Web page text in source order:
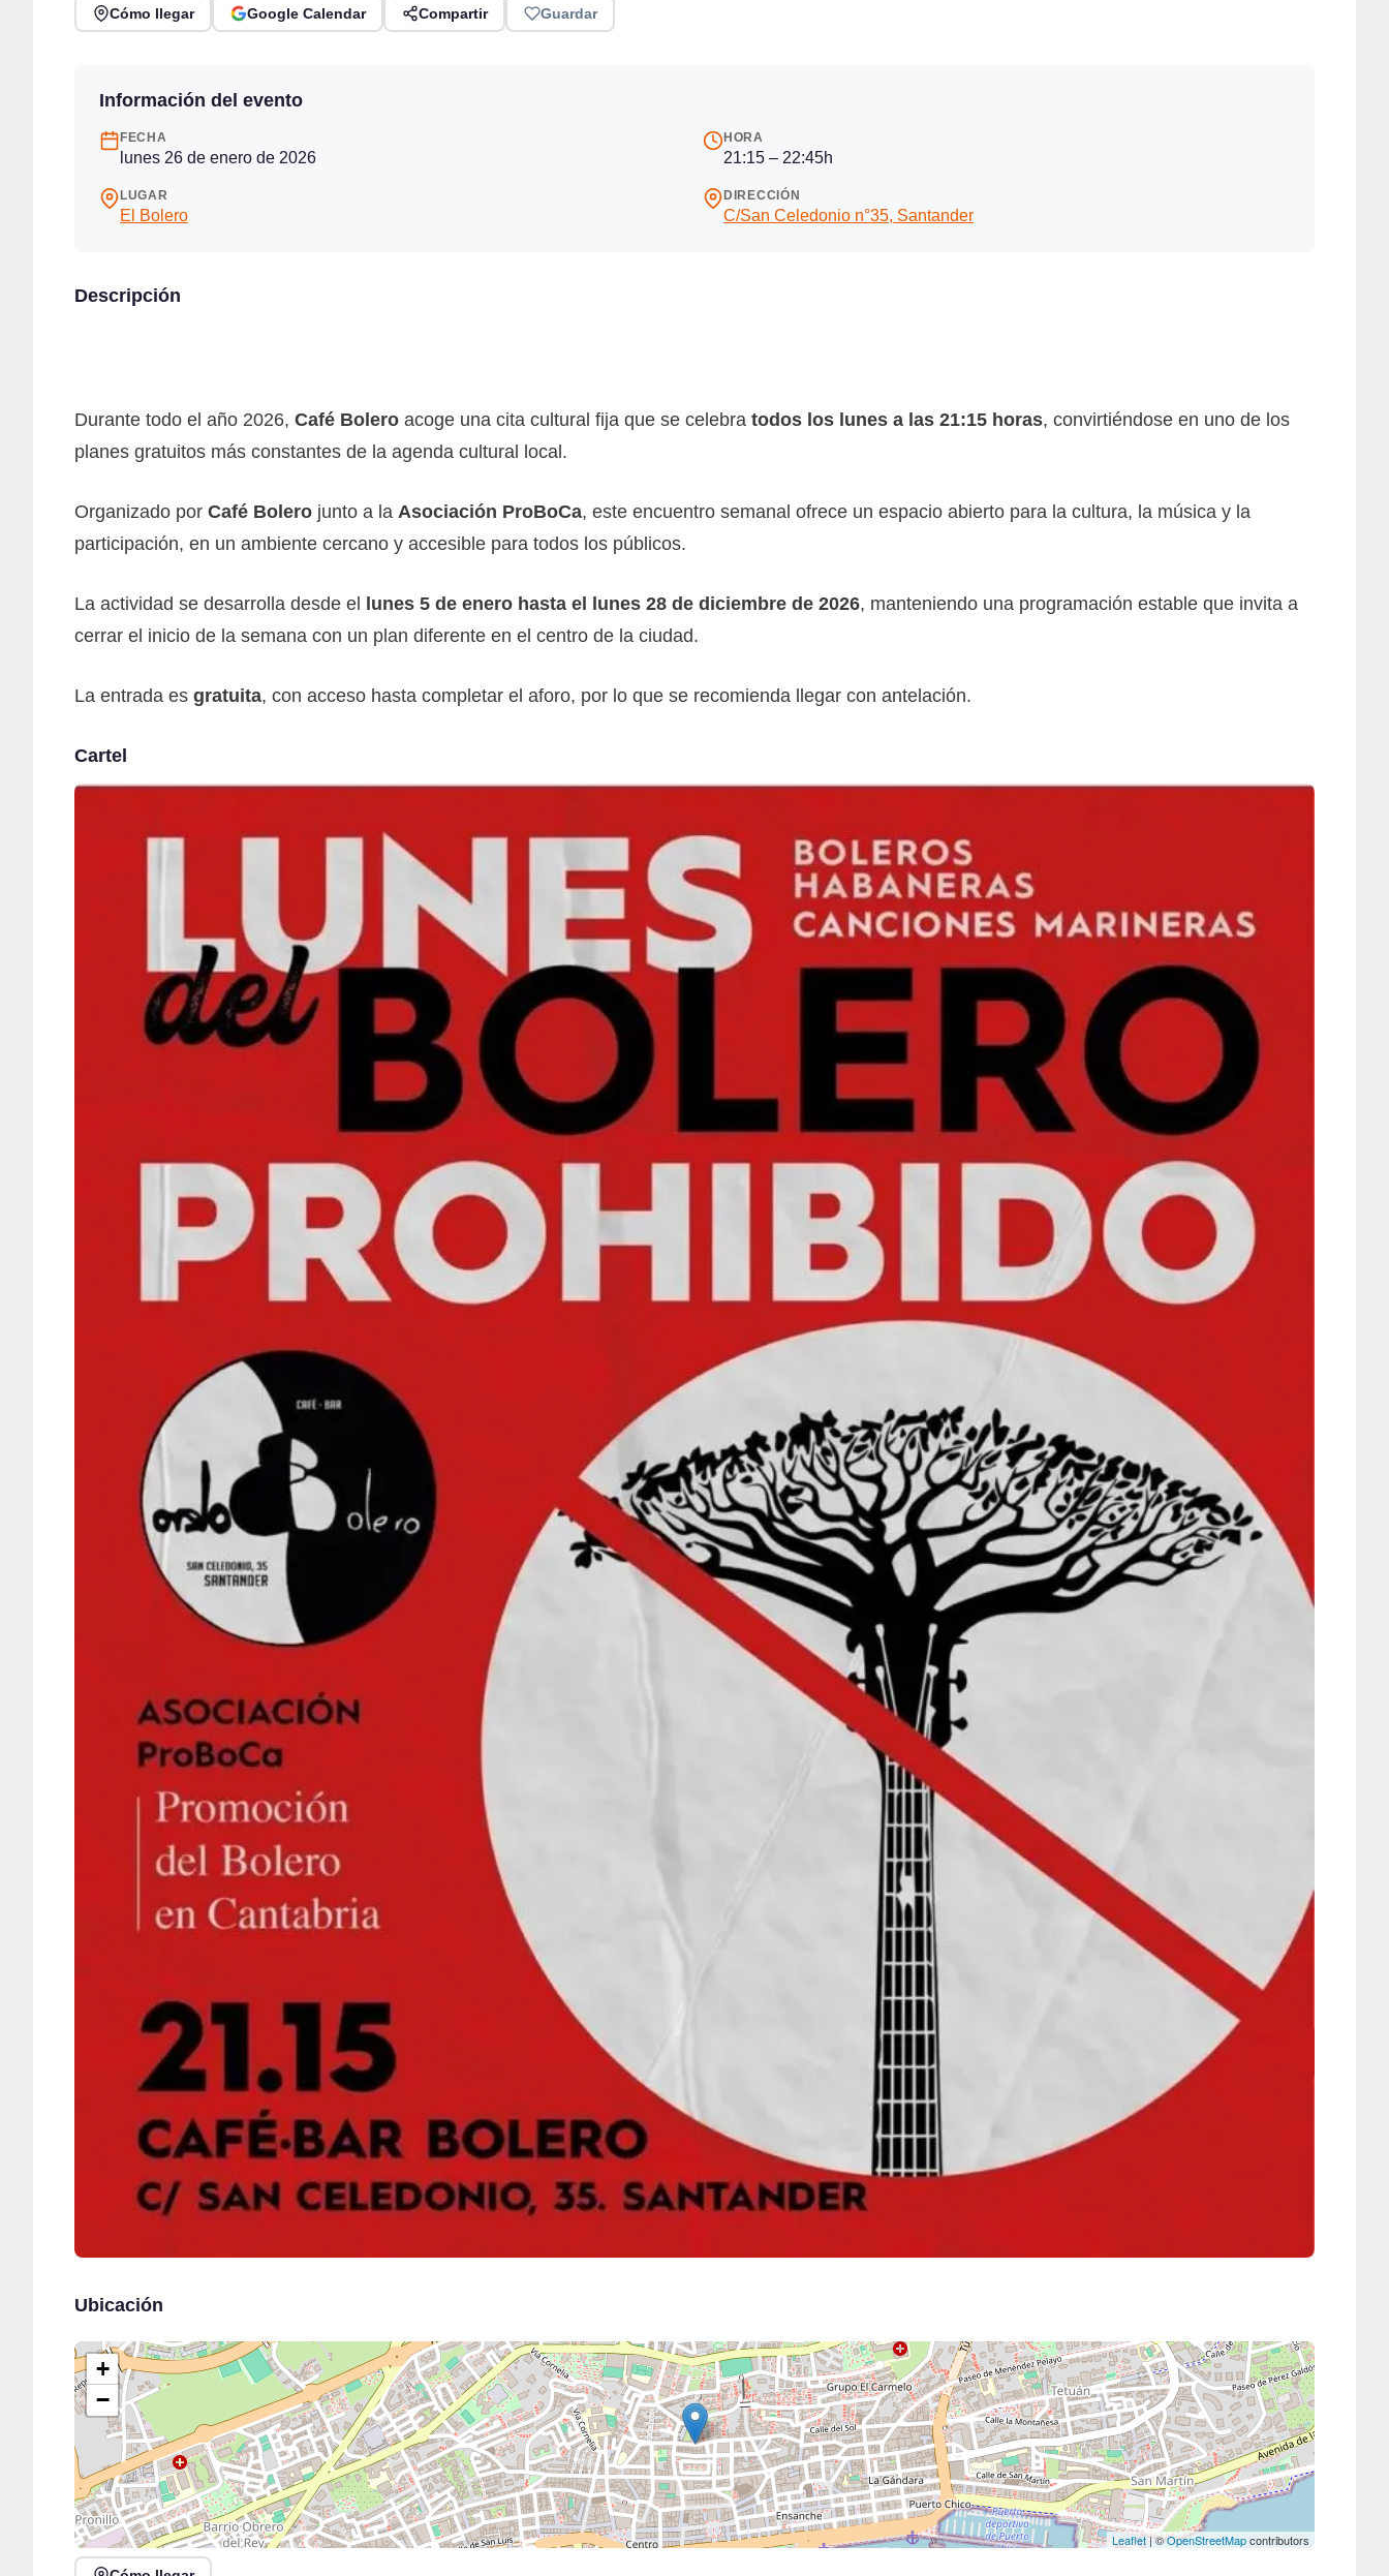
Cómo llegar Google Calendar Compartir Guardar
Información del evento
FECHA
lunes 26 de enero de 2026
HORA
21:15 – 22:45h
LUGAR
El Bolero
DIRECCIÓN
C/San Celedonio n°35, Santander
Descripción
Durante todo el año 2026, Café Bolero acoge una cita cultural fija que se celebra todos los lunes a las 21:15 horas, convirtiéndose en uno de los
planes gratuitos más constantes de la agenda cultural local.
Organizado por Café Bolero junto a la Asociación ProBoCa, este encuentro semanal ofrece un espacio abierto para la cultura, la música y la
participación, en un ambiente cercano y accesible para todos los públicos.
La actividad se desarrolla desde el lunes 5 de enero hasta el lunes 28 de diciembre de 2026, manteniendo una programación estable que invita a
cerrar el inicio de la semana con un plan diferente en el centro de la ciudad.
La entrada es gratuita, con acceso hasta completar el aforo, por lo que se recomienda llegar con antelación.
Cartel
Ubicación
+
−
Leaflet| ©OpenStreetMapcontributors